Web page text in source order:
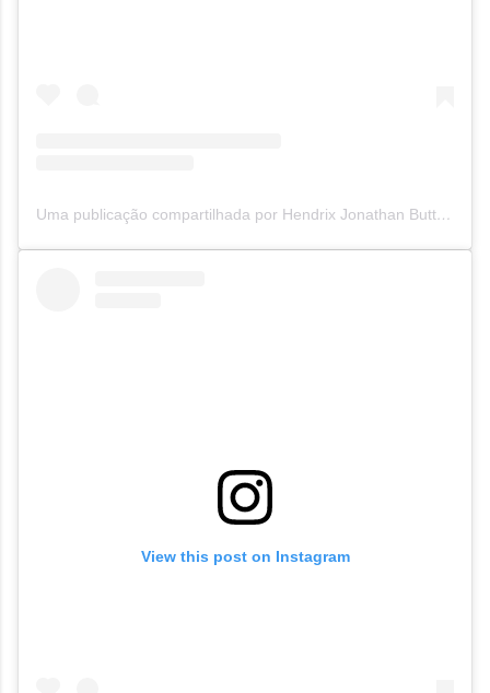
Uma publicação compartilhada por Hendrix Jonathan Button (@hendrixbutton)
View this post on Instagram